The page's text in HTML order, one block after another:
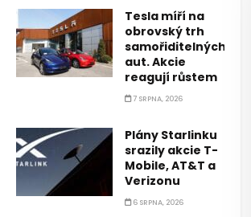
Tesla míří na
obrovský trh
samořiditelných
aut. Akcie
reagují růstem
7 SRPNA, 2026
Plány Starlinku
srazily akcie T-
Mobile, AT&T a
Verizonu
6 SRPNA, 2026